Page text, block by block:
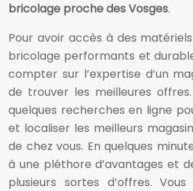
bricolage proche des Vosges.
Pour avoir accès à des
bricolage performants et
compter sur l’expertise d’un
de trouver les meilleures
quelques recherches en ligne
et localiser les meilleurs
de chez vous. En quelques
à une pléthore d’avantages et
plusieurs sortes d’offres.